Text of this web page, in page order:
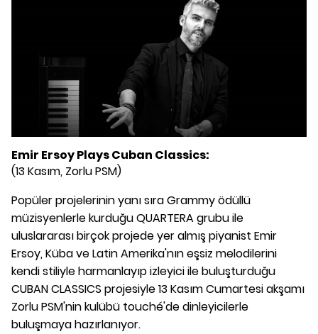
Emir Ersoy Plays Cuban Classics:
(13 Kasım, Zorlu PSM)
Popüler projelerinin yanı sıra Grammy ödüllü
müzisyenlerle kurduğu QUARTERA grubu ile
uluslararası birçok projede yer almış piyanist Emir
Ersoy, Küba ve Latin Amerika'nın eşsiz melodilerini
kendi stiliyle harmanlayıp izleyici ile buluşturduğu
CUBAN CLASSICS projesiyle 13 Kasım Cumartesi akşamı
Zorlu PSM'nin kulübü touché'de dinleyicilerle
buluşmaya hazırlanıyor.